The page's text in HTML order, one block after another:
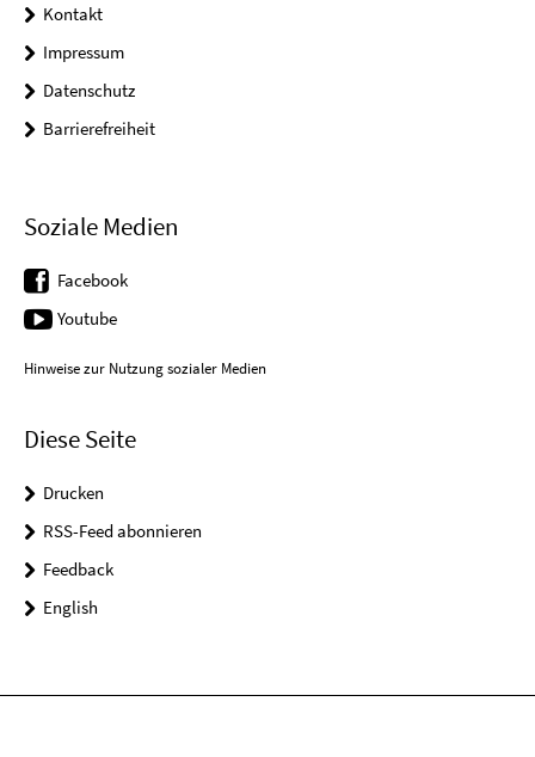
Kontakt
Impressum
Datenschutz
Barrierefreiheit
Soziale Medien
Facebook
Youtube
Hinweise zur Nutzung sozialer Medien
Diese Seite
Drucken
RSS-Feed abonnieren
Feedback
English